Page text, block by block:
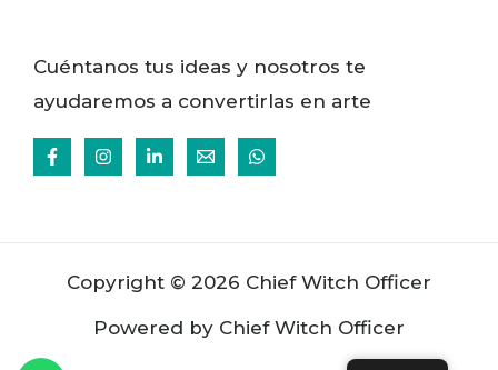
Cuéntanos tus ideas y nosotros te
ayudaremos a convertirlas en arte
Copyright © 2026 Chief Witch Officer
Powered by Chief Witch Officer